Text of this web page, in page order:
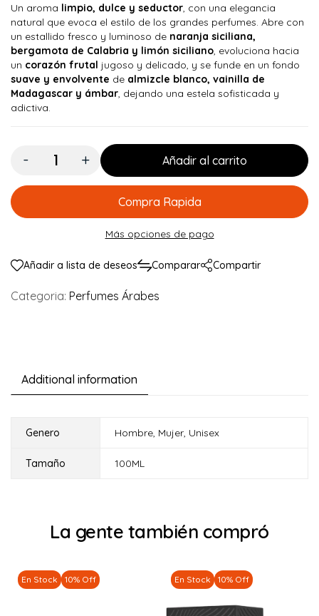
Un aroma limpio, dulce y seductor , con una elegancia
natural que evoca el estilo de los grandes perfumes. Abre con
un estallido fresco y luminoso de naranja siciliana,
bergamota de Calabria y limón siciliano , evoluciona hacia
un corazón frutal jugoso y delicado, y se funde en un fondo
suave y envolvente de almizcle blanco, vainilla de
Madagascar y ámbar , dejando una estela sofisticada y
adictiva.
Cantidad:
Añadir al carrito
Compra Rapida
Más opciones de pago
Añadir a lista de deseos Comparar Compartir
Categoria: Perfumes Árabes
Additional information
Genero Hombre Mujer Unisex
Tamaño 100ML
La gente también compró
En Stock 10% Off En Stock 10% Off